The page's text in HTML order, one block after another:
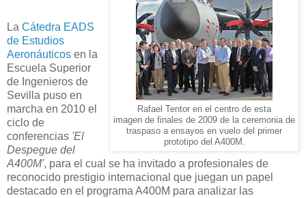
Rafael Tentor en el centro de esta
imagen de finales de 2009 de la ceremonia de
traspaso a ensayos en vuelo del primer
prototipo del A400M.
La Cátedra EADS
de Estudios
Aeronáuticos en la
Escuela Superior
de Ingenieros de
Sevilla puso en
marcha en 2010 el
ciclo de
conferencias 'El
Despegue del
A400M', para el cual se ha invitado a profesionales de
reconocido prestigio internacional que juegan un papel
destacado en el programa A400M para analizar las